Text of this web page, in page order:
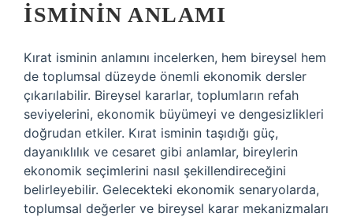
İSMININ ANLAMI
Kırat isminin anlamını incelerken, hem bireysel hem
de toplumsal düzeyde önemli ekonomik dersler
çıkarılabilir. Bireysel kararlar, toplumların refah
seviyelerini, ekonomik büyümeyi ve dengesizlikleri
doğrudan etkiler. Kırat isminin taşıdığı güç,
dayanıklılık ve cesaret gibi anlamlar, bireylerin
ekonomik seçimlerini nasıl şekillendireceğini
belirleyebilir. Gelecekteki ekonomik senaryolarda,
toplumsal değerler ve bireysel karar mekanizmaları